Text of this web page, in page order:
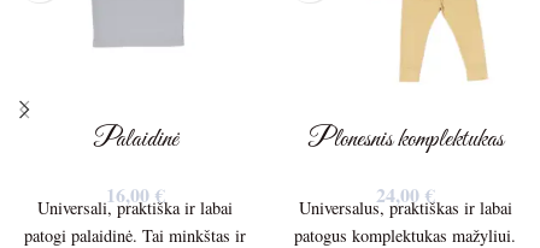
Palaidinė
16,00 €
Universali, praktiška ir labai
patogi palaidinė. Tai minkštas ir
Plonesnis komplektukas
24,00 €
Universalus, praktiškas ir labai
patogus komplektukas mažyliui.